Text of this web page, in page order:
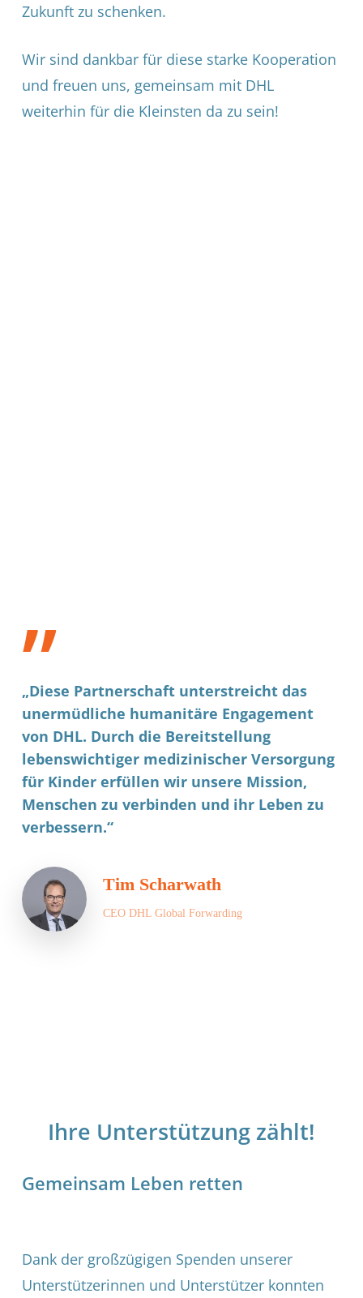
Zukunft zu schenken.
Wir sind dankbar für diese starke Kooperation
und freuen uns, gemeinsam mit DHL
weiterhin für die Kleinsten da zu sein!
”
„Diese Partnerschaft unterstreicht das
unermüdliche humanitäre Engagement
von DHL. Durch die Bereitstellung
lebenswichtiger medizinischer Versorgung
für Kinder erfüllen wir unsere Mission,
Menschen zu verbinden und ihr Leben zu
verbessern.“
Tim Scharwath
CEO DHL Global Forwarding
Ihre Unterstützung zählt!
Gemeinsam Leben retten
Dank der großzügigen Spenden unserer
Unterstützerinnen und Unterstützer konnten